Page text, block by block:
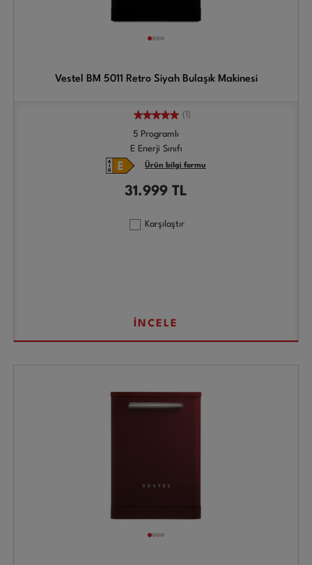
Vestel BM 5011 Retro Siyah Bulaşık Makinesi
(1)
5 Programlı
E Enerji Sınıfı
Ürün bilgi formu
31.999 TL
Karşılaştır
İNCELE